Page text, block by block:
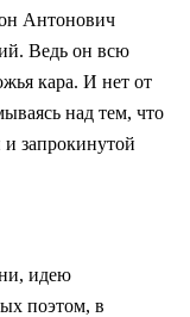
Антонович
Ведь он всю
кара. И нет от
над тем, что
и запрокинутой
идею
поэтом, в